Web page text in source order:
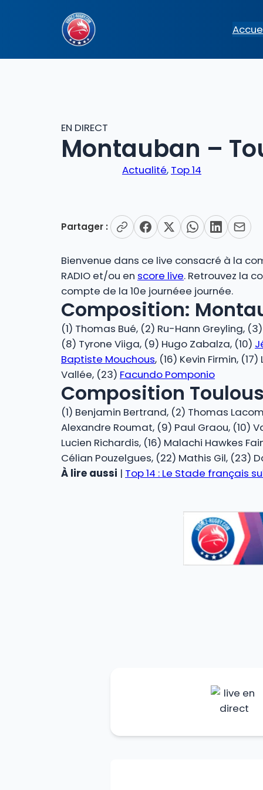
EN DIRECT
Montauban –
Actualité, Top 14
Partager :
Bienvenue dans ce live consacré à la
RADIO et/ou en score live. Retrouvez la
compte de la 10e journéee journée.
Composition:
(1) Thomas Bué, (2) Ru-Hann Greyling, (3)
(8) Tyrone Viiga, (9) Hugo Zabalza, (10)
Baptiste Mouchous, (16) Kevin Firmin,
Vallée, (23) Facundo Pomponio
Composition
(1) Benjamin Bertrand, (2) Thomas
Alexandre Roumat, (9) Paul Graou, (10)
Lucien Richardis, (16) Malachi Hawkes
Célian Pouzelgues, (22) Mathis Gil, (23)
À lire aussi | Top 14 : Le Stade français